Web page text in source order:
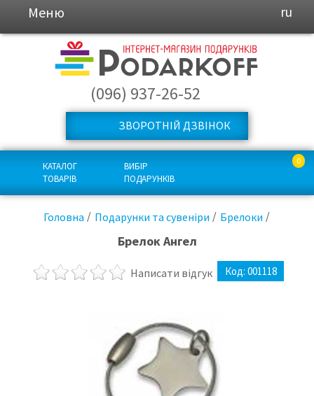
Меню ru
(096) 937-26-52
ЗВОРОТНІЙ ДЗВІНОК
КАТАЛОГ
ТОВАРІВ
ВИБІР
ПОДАРУНКІВ
0
Головна Подарунки та сувеніри Брелоки
Брелок Ангел
Написати відгук Код: 001118